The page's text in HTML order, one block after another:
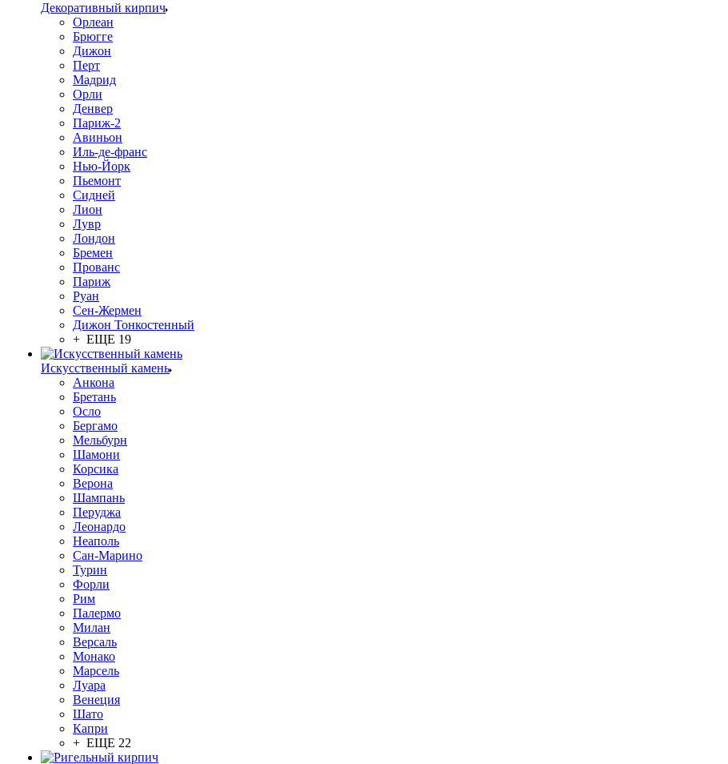
Декоративный кирпич
Орлеан
Брюгге
Дижон
Перт
Мадрид
Орли
Денвер
Париж-2
Авиньон
Иль-де-франс
Нью-Йорк
Пьемонт
Сидней
Лион
Лувр
Лондон
Бремен
Прованс
Париж
Руан
Сен-Жермен
Дижон Тонкостенный
+ ЕЩЕ 19
Искусственный камень
Анкона
Бретань
Осло
Бергамо
Мельбурн
Шамони
Корсика
Верона
Шампань
Перуджа
Леонардо
Неаполь
Сан-Марино
Турин
Форли
Рим
Палермо
Милан
Версаль
Монако
Марсель
Луара
Венеция
Шато
Капри
+ ЕЩЕ 22